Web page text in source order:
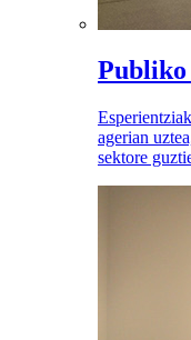
agerian
sektore